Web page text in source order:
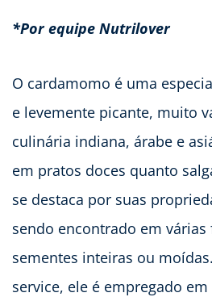
*Por equipe Nutrilover
O cardamomo é uma
e levemente picante, muito
culinária indiana, árabe e
em pratos doces quanto
se destaca por suas
sendo encontrado em
sementes inteiras ou
service, ele é empregado